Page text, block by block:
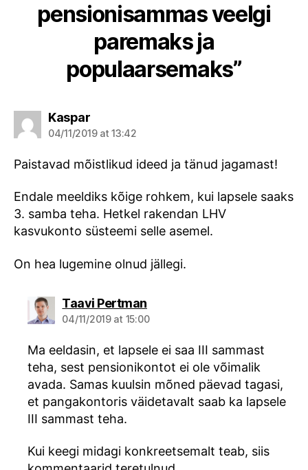
pensionisammas veelgi
paremaks ja
populaarsemaks”
Kasparsays:
04/11/2019 at 13:42
Paistavad mõistlikud ideed ja tänud jagamast!
Endale meeldiks kõige rohkem, kui lapsele saaks
3. samba teha. Hetkel rakendan LHV
kasvukonto süsteemi selle asemel.
On hea lugemine olnud jällegi.
Taavi Pertmansays:
04/11/2019 at 15:00
Ma eeldasin, et lapsele ei saa III sammast
teha, sest pensionikontot ei ole võimalik
avada. Samas kuulsin mõned päevad tagasi,
et pangakontoris väidetavalt saab ka lapsele
III sammast teha.
Kui keegi midagi konkreetsemalt teab, siis